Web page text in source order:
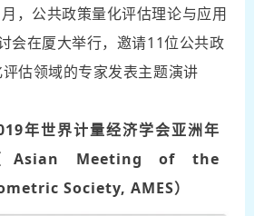
，公共政策量化评估理论与应用
会在厦大举行，邀请11位公共政
估领域的专家发表主题演讲
年世界计量经济学会亚洲年
Asian Meeting of the
Society, AMES）